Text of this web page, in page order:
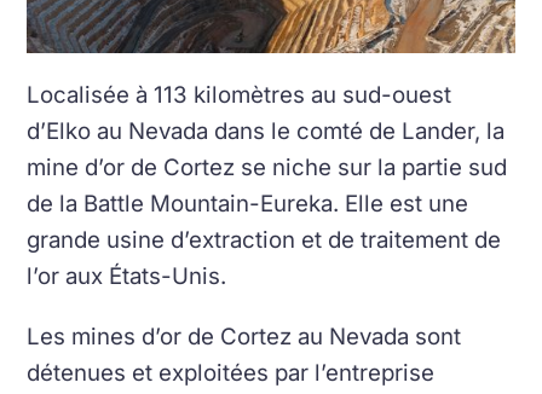
Localisée à 113 kilomètres au sud-ouest
d’Elko au Nevada dans le comté de Lander, la
mine d’or de Cortez se niche sur la partie sud
de la Battle Mountain-Eureka. Elle est une
grande usine d’extraction et de traitement de
l’or aux États-Unis.
Les mines d’or de Cortez au Nevada sont
détenues et exploitées par l’entreprise